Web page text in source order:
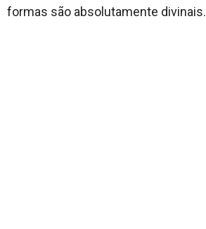
formas são absolutamente divinais.